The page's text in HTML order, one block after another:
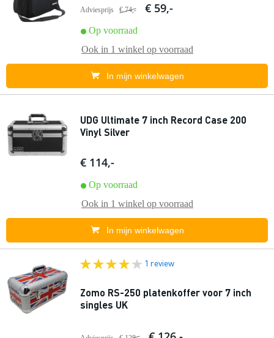
Adviesprijs € 74,- € 59,-
Op voorraad
Ook in 1 winkel op voorraad
In mijn winkelwagen
UDG Ultimate 7 inch Record Case 200
Vinyl Silver
€ 114,-
Op voorraad
Ook in 1 winkel op voorraad
In mijn winkelwagen
1 review
Zomo RS-250 platenkoffer voor 7 inch
singles UK